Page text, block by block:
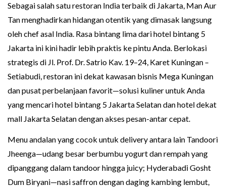
Sebagai salah satu restoran India terbaik di Jakarta, Man Aur
Tan menghadirkan hidangan otentik yang dimasak langsung
oleh chef asal India. Rasa bintang lima dari hotel bintang 5
Jakarta ini kini hadir lebih praktis ke pintu Anda. Berlokasi
strategis di Jl. Prof. Dr. Satrio Kav. 19–24, Karet Kuningan –
Setiabudi, restoran ini dekat kawasan bisnis Mega Kuningan
dan pusat perbelanjaan favorit—solusi kuliner untuk Anda
yang mencari hotel bintang 5 Jakarta Selatan dan hotel dekat
mall Jakarta Selatan dengan akses pesan-antar cepat.
Menu andalan yang cocok untuk delivery antara lain Tandoori
Jheenga—udang besar berbumbu yogurt dan rempah yang
dipanggang dalam tandoor hingga juicy; Hyderabadi Gosht
Dum Biryani—nasi saffron dengan daging kambing lembut,